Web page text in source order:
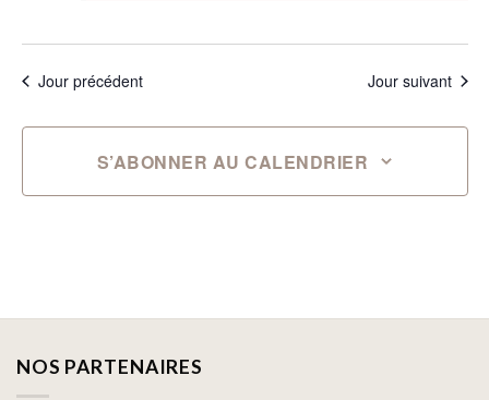
Jour précédent Jour suivant
S’ABONNER AU CALENDRIER
NOS PARTENAIRES